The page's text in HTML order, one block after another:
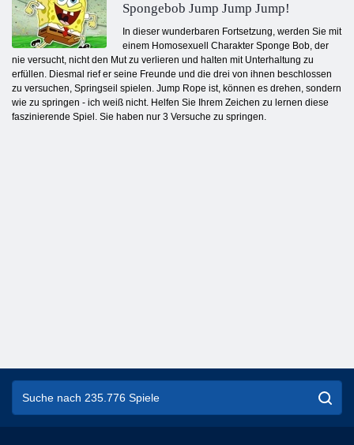
Spongebob Jump Jump Jump!
In dieser wunderbaren Fortsetzung, werden Sie mit
einem Homosexuell Charakter Sponge Bob, der
nie versucht, nicht den Mut zu verlieren und halten mit Unterhaltung zu
erfüllen. Diesmal rief er seine Freunde und die drei von ihnen beschlossen
zu versuchen, Springseil spielen. Jump Rope ist, können es drehen, sondern
wie zu springen - ich weiß nicht. Helfen Sie Ihrem Zeichen zu lernen diese
faszinierende Spiel. Sie haben nur 3 Versuche zu springen.